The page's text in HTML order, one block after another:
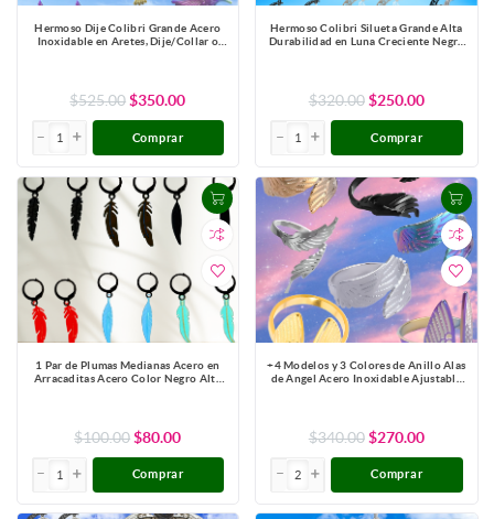
Hermoso Dije Colibri Grande Acero
Inoxidable en Aretes, Dije/Collar o
$525.00 $350.00
Comprar
Hermoso Colibri Silueta Grande Alta
Durabilidad en Luna Creciente Negra
$320.00 $250.00
Comprar
1 Par de Plumas Medianas Acero en
Arracaditas Acero Color Negro Alta
$100.00 $80.00
Comprar
+4 Modelos y 3 Colores de Anillo Alas
de Angel Acero Inoxidable Ajustable
$340.00 $270.00
Comprar